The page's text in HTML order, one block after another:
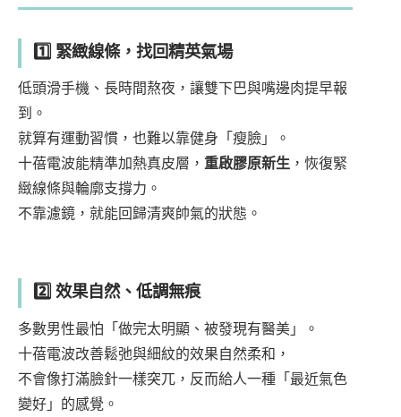
1️⃣ 緊緻線條，找回精英氣場
低頭滑手機、長時間熬夜，讓雙下巴與嘴邊肉提早報
到。
就算有運動習慣，也難以靠健身「瘦臉」。
十蓓電波能精準加熱真皮層， 重啟膠原新生 ，恢復緊
緻線條與輪廓支撐力。
不靠濾鏡，就能回歸清爽帥氣的狀態。
2️⃣ 效果自然、低調無痕
多數男性最怕「做完太明顯、被發現有醫美」。
十蓓電波改善鬆弛與細紋的效果自然柔和，
不會像打滿臉針一樣突兀，反而給人一種「最近氣色
變好」的感覺。